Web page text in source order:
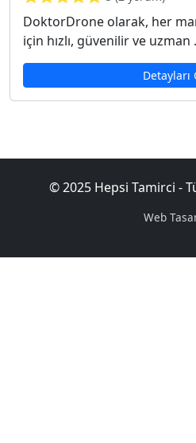
DoktorDrone olarak, her
için hızlı, güvenilir ve uzman
Detayları
© 2025 Hepsi Tamirci -
Web